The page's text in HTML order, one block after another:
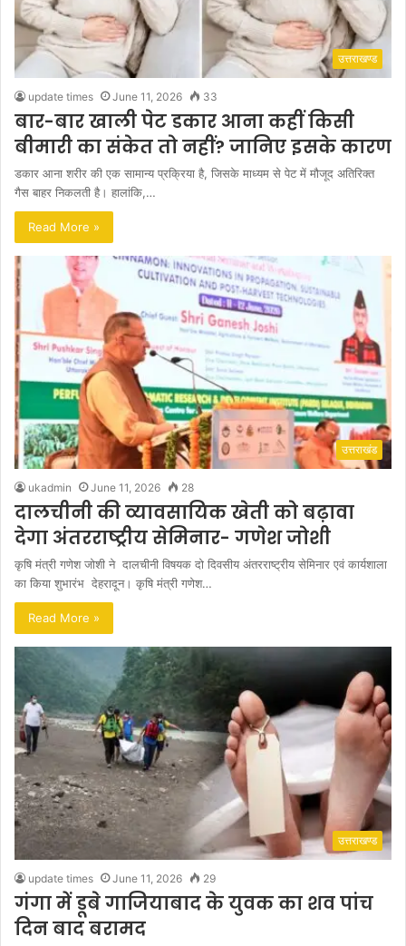
उत्तराखण्ड
update times June 11, 2026 33
बार-बार खाली पेट डकार आना कहीं किसी
बीमारी का संकेत तो नहीं? जानिए इसके कारण
डकार आना शरीर की एक सामान्य प्रक्रिया है, जिसके माध्यम से पेट में मौजूद अतिरिक्त
गैस बाहर निकलती है। हालांकि,…
Read More »
उत्तराखंड
ukadmin June 11, 2026 28
दालचीनी की व्यावसायिक खेती को बढ़ावा
देगा अंतरराष्ट्रीय सेमिनार- गणेश जोशी
कृषि मंत्री गणेश जोशी ने दालचीनी विषयक दो दिवसीय अंतरराष्ट्रीय सेमिनार एवं कार्यशाला
का किया शुभारंभ देहरादून। कृषि मंत्री गणेश…
Read More »
उत्तराखण्ड
update times June 11, 2026 29
गंगा में डूबे गाजियाबाद के युवक का शव पांच
दिन बाद बरामद